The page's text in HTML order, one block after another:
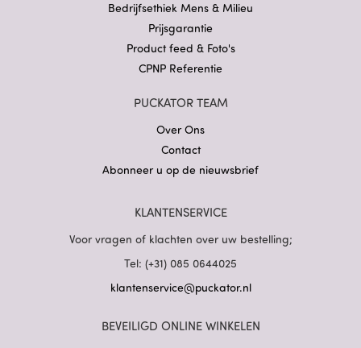
Bedrijfsethiek Mens & Milieu
Prijsgarantie
Product feed & Foto's
CPNP Referentie
PUCKATOR TEAM
Over Ons
Contact
Abonneer u op de nieuwsbrief
KLANTENSERVICE
Voor vragen of klachten over uw bestelling;
Tel: (+31) 085 0644025
klantenservice@puckator.nl
BEVEILIGD ONLINE WINKELEN